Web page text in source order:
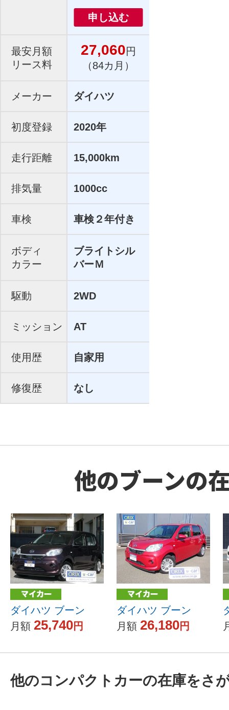
申し込む
最安月額
リース料
27,060円
（84カ月）
メーカー ダイハツ
初度登録 2020年
走行距離 15,000km
排気量 1000cc
車検 車検２年付き
ボディ
カラー
ブライトシル
バーＭ
駆動 2WD
ミッション AT
使用歴 自家用
修復歴 なし
他のブーンの
ダイハツ ブーン
月額 25,740円
ダイハツ ブーン
月額 26,180円
他のコンパクトカーの在庫をさ